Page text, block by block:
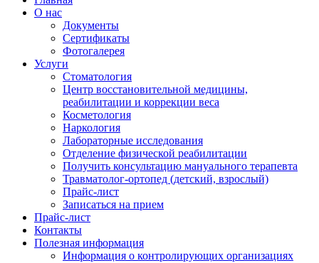
О нас
Документы
Сертификаты
Фотогалерея
Услуги
Стоматология
Центр восстановительной медицины,
реабилитации и коррекции веса
Косметология
Наркология
Лабораторные исследования
Отделение физической реабилитации
Получить консультацию мануального терапевта
Травматолог-ортопед (детский, взрослый)
Прайс-лист
Записаться на прием
Прайс-лист
Контакты
Полезная информация
Информация о контролирующих организациях